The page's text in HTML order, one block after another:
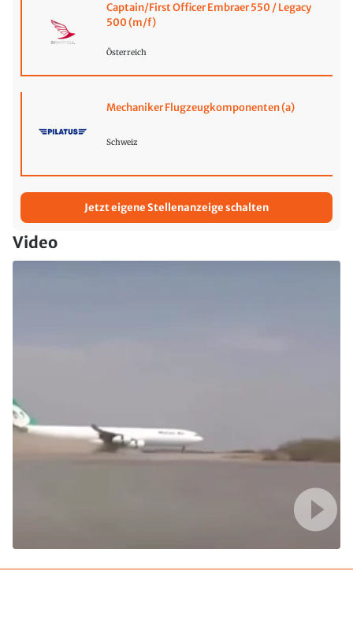
Captain/First Officer Embraer 550 / Legacy
500 (m/f)
Österreich
Mechaniker Flugzeugkomponenten (a)
Schweiz
Jetzt eigene Stellenanzeige schalten
Video